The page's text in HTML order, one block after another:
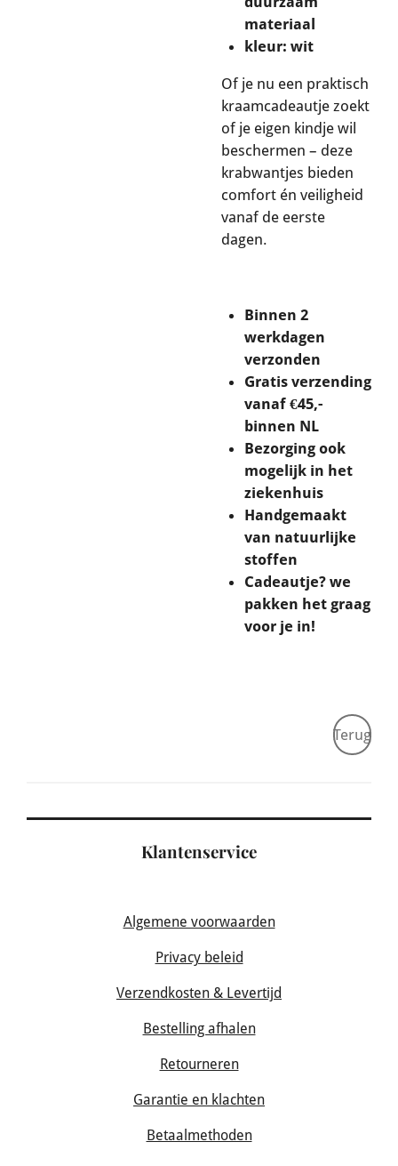
materiaal
kleur: wit
Of je nu een praktisch
kraamcadeautje zoekt
of je eigen kindje wil
beschermen – deze
krabwantjes bieden
comfort én veiligheid
vanaf de eerste
dagen.
Binnen 2
werkdagen
verzonden
Gratis verzending
vanaf €45,-
binnen NL
Bezorging ook
mogelijk in het
ziekenhuis
Handgemaakt
van natuurlijke
stoffen
Cadeautje? we
pakken het graag
voor je in!
Terug
Klantenservice
Algemene voorwaarden
Privacy beleid
Verzendkosten & Levertijd
Bestelling afhalen
Retourneren
Garantie en klachten
Betaalmethoden